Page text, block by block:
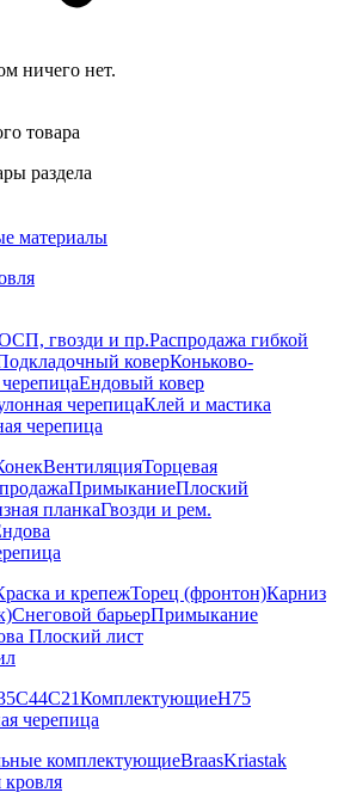
ничего нет.
товара
раздела
материалы
гвозди и пр.Распродажа гибкой
коверКоньково-
Ендовый ковер
черепицаКлей и мастика
черепица
ВентиляцияТорцевая
ПримыканиеПлоский
планкаГвозди и рем.
и крепежТорец (фронтон)Карниз
Снеговой барьерПримыкание
Плоский лист
С44С21КомплектующиеН75
черепица
комплектующиеBraasKriastak
кровля